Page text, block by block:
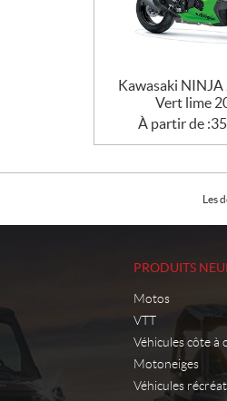
Kawasaki NINJA
Vert lime
À partir de :
Les
PRODUITS
Motos
VTT
Véhicules côte à
Motoneiges
Véhicules